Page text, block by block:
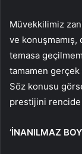
Müvekkilimiz
ve konuşmamış,
temasa
tamamen gerçek
Söz konusu
prestijini rencide
‘İNANILMAZ